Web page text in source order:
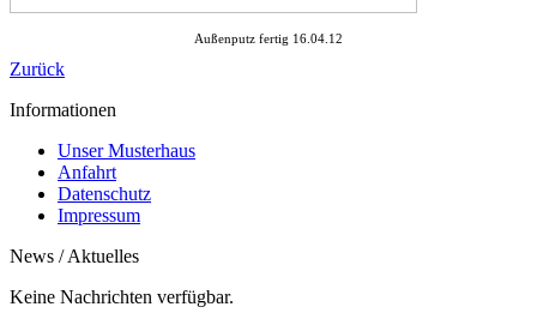
Außenputz fertig 16.04.12
Zurück
Informationen
Unser Musterhaus
Anfahrt
Datenschutz
Impressum
News / Aktuelles
Keine Nachrichten verfügbar.